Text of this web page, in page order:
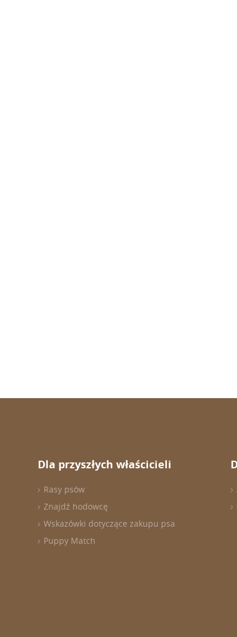
Dla przyszłych właścicieli
Rasy psów
Znajdź hodowcę
Wskazówki dotyczące zakupu psa
Puppy Match